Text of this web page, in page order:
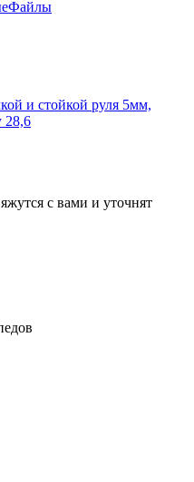
и стойкой руля 5мм,
28,6
с вами и уточнят